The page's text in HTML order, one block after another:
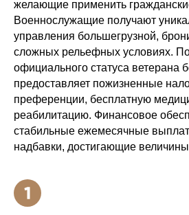
желающие применить
Военнослужащие получают
управления большегрузной,
сложных рельефных условиях.
официального статуса ветерана
предоставляет пожизненные
преференции, бесплатную
реабилитацию. Финансовое
стабильные ежемесячные
надбавки, достигающие